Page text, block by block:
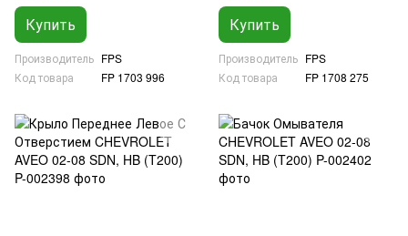
Купить
Производитель FPS
Код товара
FP 1703 996
Купить
Производитель FPS
Код товара
FP 1708 275